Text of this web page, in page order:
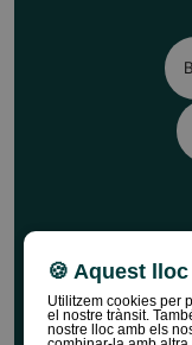
Fes la teva reserva
Dates
🍪 Aquest
Utilitzem cookies per
el nostre trànsit.
nostre lloc amb els